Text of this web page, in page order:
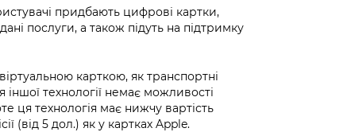
придбають цифрові картки,
послуги, а також підуть на підтримку
карткою, як транспортні
технології немає можливості
ця технологія має нижчу вартість
(від 5 дол.) як у картках Apple.